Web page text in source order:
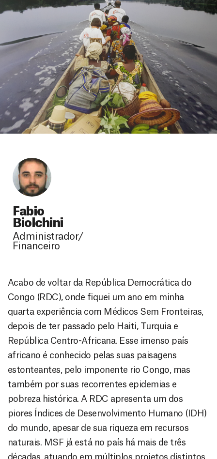
Fabio
Biolchini
Administrador/
Financeiro
Acabo de voltar da República Democrática do
Congo (RDC), onde fiquei um ano em minha
quarta experiência com Médicos Sem Fronteiras,
depois de ter passado pelo Haiti, Turquia e
República Centro-Africana. Esse imenso país
africano é conhecido pelas suas paisagens
estonteantes, pelo imponente rio Congo, mas
também por suas recorrentes epidemias e
pobreza histórica. A RDC apresenta um dos
piores Índices de Desenvolvimento Humano (IDH)
do mundo, apesar de sua riqueza em recursos
naturais. MSF já está no país há mais de três
décadas, atuando em múltiplos projetos distintos